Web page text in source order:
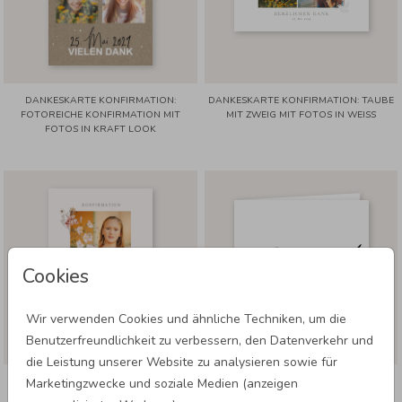
Cookies
Wir verwenden Cookies und ähnliche Techniken, um die
Benutzerfreundlichkeit zu verbessern, den Datenverkehr und
die Leistung unserer Website zu analysieren sowie für
Marketingzwecke und soziale Medien (anzeigen
DANKESKARTE KONFIRMATION:
FOTOREICHE KONFIRMATION MIT
FOTOS IN KRAFT LOOK
DANKESKARTE KONFIRMATION: TAUBE
MIT ZWEIG MIT FOTOS IN WEISS
DANKESKARTE KONFIRMATION: ZARTE
BLÜTEN MIT FOTO IN ROSA
DANKESKARTE KONFIRMATION:
KLAPPKARTE QUADRAT IN WEISS